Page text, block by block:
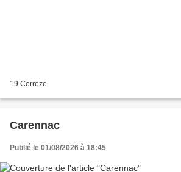
19 Correze
Carennac
Publié le 01/08/2026 à 18:45